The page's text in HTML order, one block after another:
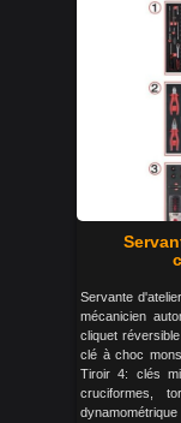
Servante
mécanicien
cliquet
clé à choc
Tiroir 4: clés
cruciformes,